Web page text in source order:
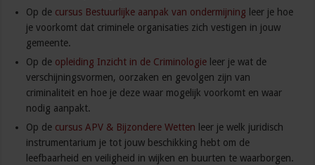
Op de cursus Bestuurlijke aanpak van ondermijning leer je hoe
je voorkomt dat criminele organisaties zich vestigen in jouw
gemeente.
Op de opleiding Inzicht in de Criminologie leer je wat de
verschijningsvormen, oorzaken en gevolgen zijn van
criminaliteit en hoe je deze waar mogelijk voorkomt en waar
nodig aanpakt.
Op de cursus APV & Bijzondere Wetten leer je welk juridisch
instrumentarium je tot jouw beschikking hebt om de
leefbaarheid en veiligheid in wijken en buurten te waarborgen.